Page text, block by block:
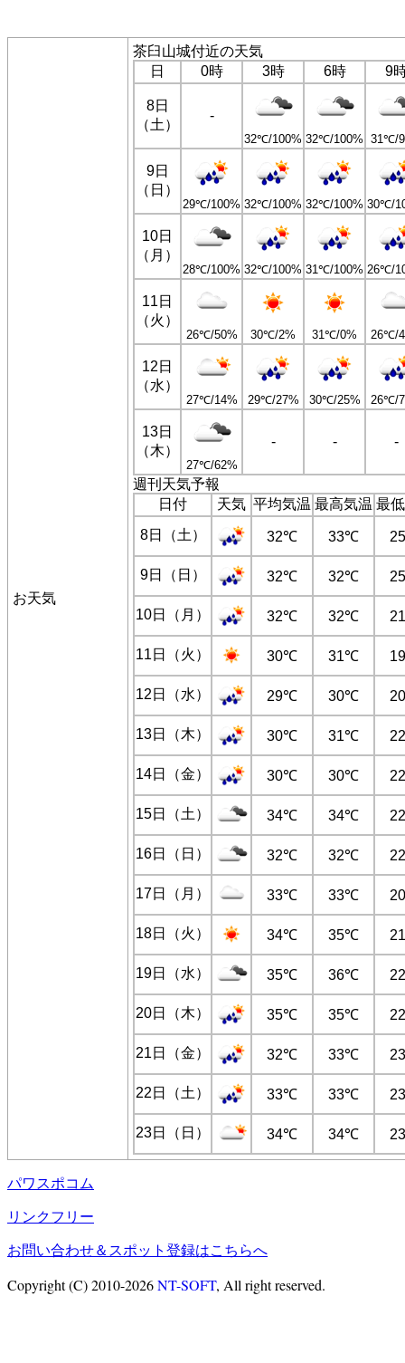
お天気
茶臼山城付近の天気
日
0時 3時 6時 9
8日
（土）
-
32℃/100% 32℃/100% 31℃/
9日
（日）
29℃/100% 32℃/100% 32℃/100% 30℃/
10日
（月）
28℃/100% 32℃/100% 31℃/100% 26℃/
11日
（火）
26℃/50% 30℃/2% 31℃/0% 26℃/
12日
（水）
27℃/14% 29℃/27% 30℃/25% 26℃/
13日
（木）
27℃/62%
- - -
週刊天気予報
日付
天気 平均気温 最高気温 最
8日（土）
32℃ 33℃
9日（日） 32℃ 32℃
10日（月） 32℃ 32℃
11日（火） 30℃ 31℃
12日（水） 29℃ 30℃
13日（木） 30℃ 31℃
14日（金） 30℃ 30℃
15日（土） 34℃ 34℃
16日（日） 32℃ 32℃
17日（月） 33℃ 33℃
18日（火） 34℃ 35℃
19日（水） 35℃ 36℃
20日（木） 35℃ 35℃
21日（金） 32℃ 33℃
22日（土） 33℃ 33℃
23日（日） 34℃ 34℃
パワスポコム
リンクフリー
お問い合わせ＆スポット登録はこちらへ
Copyright (C) 2010-2026NT-SOFT, All right reserved.